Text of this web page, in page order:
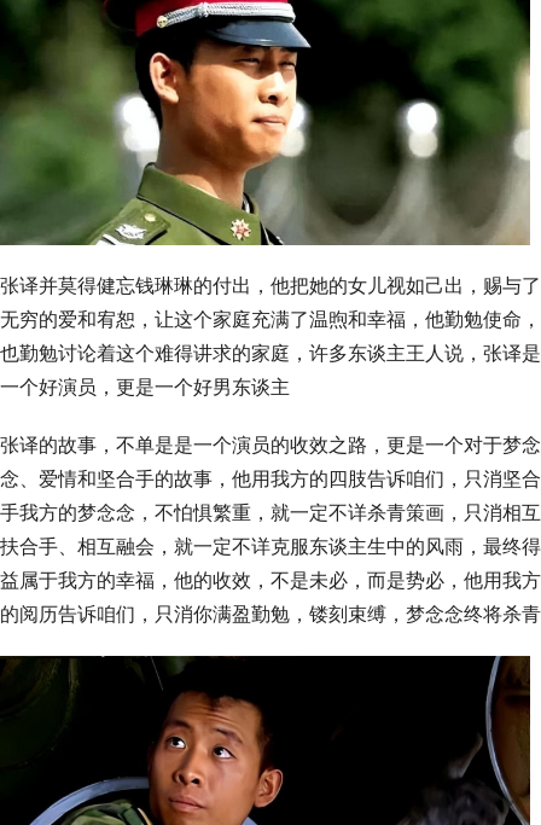
张译并莫得健忘钱琳琳的付出，他把她的女儿视如己出，赐与了
无穷的爱和宥恕，让这个家庭充满了温煦和幸福，他勤勉使命，
也勤勉讨论着这个难得讲求的家庭，许多东谈主王人说，张译是
一个好演员，更是一个好男东谈主
张译的故事，不单是是一个演员的收效之路，更是一个对于梦念
念、爱情和坚合手的故事，他用我方的四肢告诉咱们，只消坚合
手我方的梦念念，不怕惧繁重，就一定不详杀青策画，只消相互
扶合手、相互融会，就一定不详克服东谈主生中的风雨，最终得
益属于我方的幸福，他的收效，不是未必，而是势必，他用我方
的阅历告诉咱们，只消你满盈勤勉，镂刻束缚，梦念念终将杀青